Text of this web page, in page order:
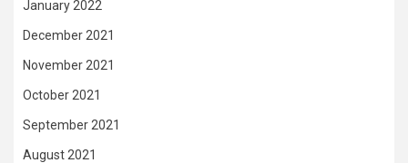
January 2022
December 2021
November 2021
October 2021
September 2021
August 2021